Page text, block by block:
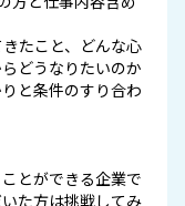
たこと、どんな心
どうなりたいのか
と条件のすり合わ
とができる企業で
た方は挑戦してみ